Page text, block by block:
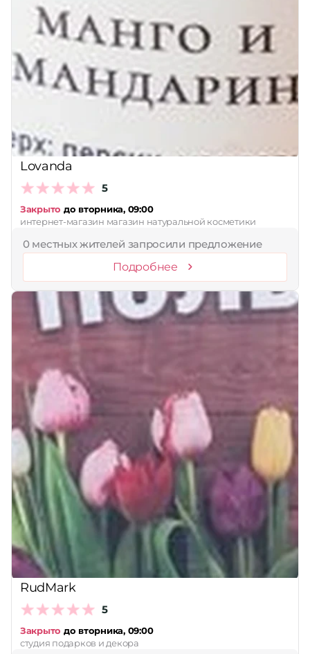
Lovanda
5
Закрыто до вторника, 09:00
интернет-магазин магазин натуральной косметики
0 местных жителей запросили предложение
Подробнее
RudMark
5
Закрыто до вторника, 09:00
студия подарков и декора